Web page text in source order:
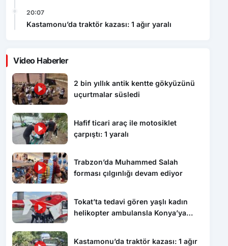
20:07
Kastamonu’da traktör kazası: 1 ağır yaralı
Video Haberler
2 bin yıllık antik kentte gökyüzünü
uçurtmalar süsledi
Hafif ticari araç ile motosiklet
çarpıştı: 1 yaralı
Trabzon’da Muhammed Salah
forması çılgınlığı devam ediyor
Tokat’ta tedavi gören yaşlı kadın
helikopter ambulansla Konya’ya
Kastamonu’da traktör kazası: 1 ağır